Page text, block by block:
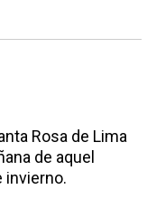
Rosa de Lima
de aquel
invierno.